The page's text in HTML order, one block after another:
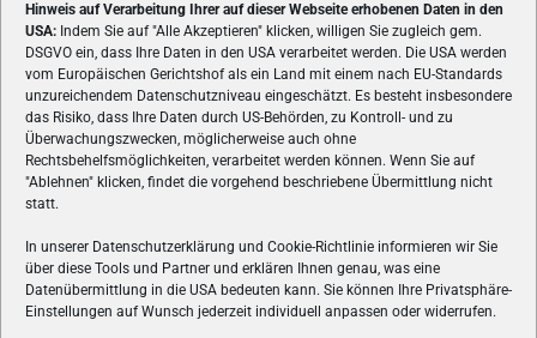
Hinweis auf Verarbeitung Ihrer auf dieser Webseite erhobenen Daten in den
USA: Indem Sie auf "Alle Akzeptieren" klicken, willigen Sie zugleich gem.
DSGVO ein, dass Ihre Daten in den USA verarbeitet werden. Die USA werden
vom Europäischen Gerichtshof als ein Land mit einem nach EU-Standards
unzureichendem Datenschutzniveau eingeschätzt. Es besteht insbesondere
das Risiko, dass Ihre Daten durch US-Behörden, zu Kontroll- und zu
Überwachungszwecken, möglicherweise auch ohne
Rechtsbehelfsmöglichkeiten, verarbeitet werden können. Wenn Sie auf
"Ablehnen" klicken, findet die vorgehend beschriebene Übermittlung nicht
statt.
In unserer Datenschutzerklärung und Cookie-Richtlinie informieren wir Sie
über diese Tools und Partner und erklären Ihnen genau, was eine
Datenübermittlung in die USA bedeuten kann. Sie können Ihre Privatsphäre-
Einstellungen auf Wunsch jederzeit individuell anpassen oder widerrufen.
ÜBER UNS
VON GAMERN, FÜR GAMER! Gamers.at ist das älteste Online-
Spielemagazin Österreichs und bringt täglich aktuelle News,
Reviews und Videos zu PC- und Konsolenspielen, Gaming-
Hardware und aus der Welt des e-Sport's.
FOLGE UNS